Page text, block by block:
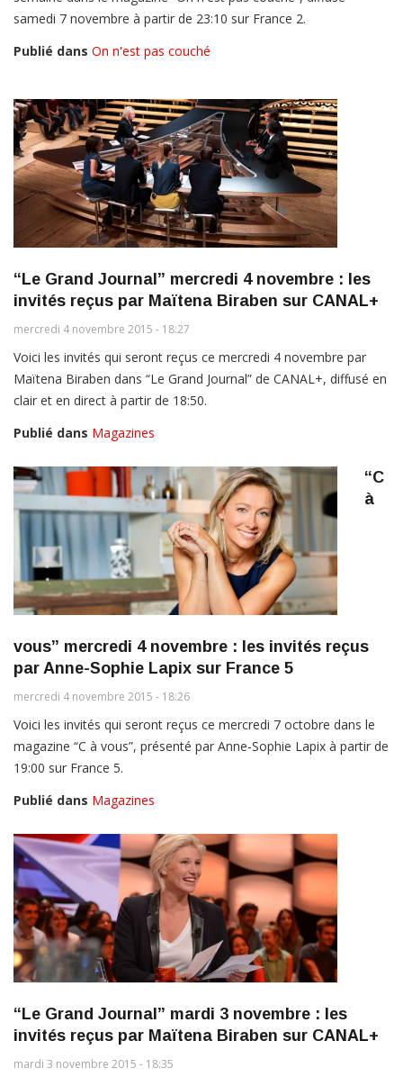
samedi 7 novembre à partir de 23:10 sur France 2.
Publié dans On n'est pas couché
“Le Grand Journal” mercredi 4 novembre : les
invités reçus par Maïtena Biraben sur CANAL+
mercredi 4 novembre 2015 - 18:27
Voici les invités qui seront reçus ce mercredi 4 novembre par
Maïtena Biraben dans “Le Grand Journal” de CANAL+, diffusé en
clair et en direct à partir de 18:50.
Publié dans Magazines
“C
à
vous” mercredi 4 novembre : les invités reçus
par Anne-Sophie Lapix sur France 5
mercredi 4 novembre 2015 - 18:26
Voici les invités qui seront reçus ce mercredi 7 octobre dans le
magazine “C à vous”, présenté par Anne-Sophie Lapix à partir de
19:00 sur France 5.
Publié dans Magazines
“Le Grand Journal” mardi 3 novembre : les
invités reçus par Maïtena Biraben sur CANAL+
mardi 3 novembre 2015 - 18:35